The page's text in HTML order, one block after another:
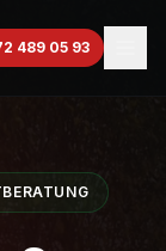
489 05 93